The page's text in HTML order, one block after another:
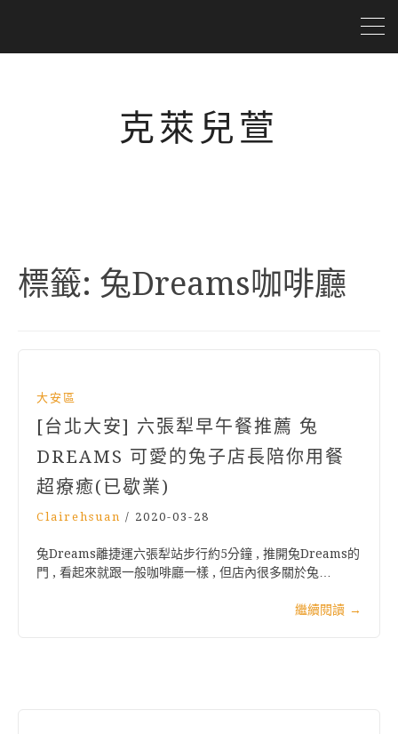
克萊兒萱
標籤: 兔Dreams咖啡廳
大安區
[台北大安] 六張犁早午餐推薦 兔
DREAMS 可愛的兔子店長陪你用餐
超療癒(已歇業)
Clairehsuan / 2020-03-28
兔Dreams離捷運六張犁站步行約5分鐘 , 推開兔Dreams的
門 , 看起來就跟一般咖啡廳一樣 , 但店內很多關於兔…
繼續閱讀 →